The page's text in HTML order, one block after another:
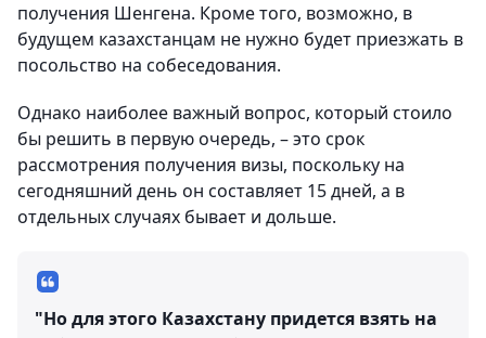
получения Шенгена. Кроме того, возможно, в
будущем казахстанцам не нужно будет приезжать в
посольство на собеседования.
Однако наиболее важный вопрос, который стоило
бы решить в первую очередь, – это срок
рассмотрения получения визы, поскольку на
сегодняшний день он составляет 15 дней, а в
отдельных случаях бывает и дольше.
"Но для этого Казахстану придется взять на